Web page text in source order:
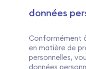
données
Conformément
en matière de
personnelles,
données